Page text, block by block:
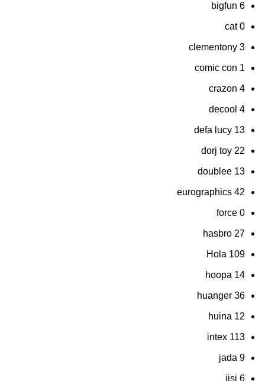
bigfun 6
cat 0
clementony 3
comic con 1
crazon 4
decool 4
defa lucy 13
dorj toy 22
doublee 13
eurographics 42
force 0
hasbro 27
Hola 109
hoopa 14
huanger 36
huina 12
intex 113
jada 9
jisi 6